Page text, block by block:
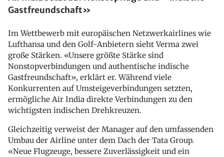
Gastfreundschaft»
Im Wettbewerb mit europäischen Netzwerkairlines wie
Lufthansa und den Golf-Anbietern sieht Verma zwei
große Stärken. «Unsere größte Stärke sind
Nonstopverbindungen und authentische indische
Gastfreundschaft», erklärt er. Während viele
Konkurrenten auf Umsteigeverbindungen setzten,
ermögliche Air India direkte Verbindungen zu den
wichtigsten indischen Drehkreuzen.
Gleichzeitig verweist der Manager auf den umfassenden
Umbau der Airline unter dem Dach der Tata Group.
«Neue Flugzeuge, bessere Zuverlässigkeit und ein